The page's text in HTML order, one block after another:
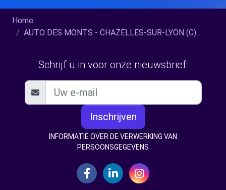
Home
AUTO DES MONTS - CHAZELLES-SUR-LYON (C)...
Schrijf u in voor onze nieuwsbrief:
Inschrijven
INFORMATIE OVER DE VERWERKING VAN
PERSOONSGEGEVENS